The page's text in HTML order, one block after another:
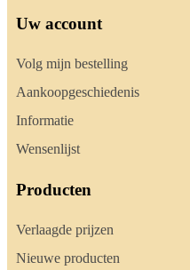
Uw account
Volg mijn bestelling
Aankoopgeschiedenis
Informatie
Wensenlijst
Producten
Verlaagde prijzen
Nieuwe producten